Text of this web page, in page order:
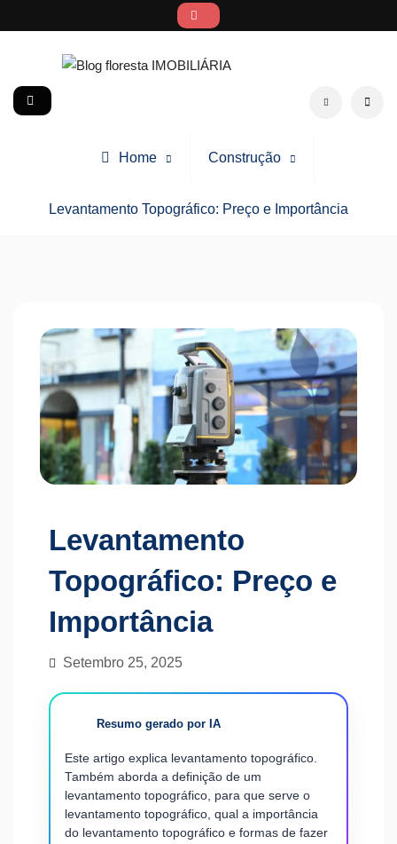
to
Blog floresta IMOBILIÁRIA Search social
Home Construção
Levantamento Topográfico: Preço e Importância
Levantamento
Topográfico: Preço e
Importância
Setembro 25, 2025
Resumo gerado por IA
Este artigo explica levantamento topográfico.
Também aborda a definição de um
levantamento topográfico, para que serve o
levantamento topográfico, qual a importância
do levantamento topográfico e formas de fazer